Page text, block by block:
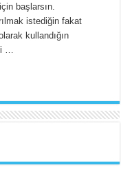
başlarsın.
istediğin fakat
kullandığın
…